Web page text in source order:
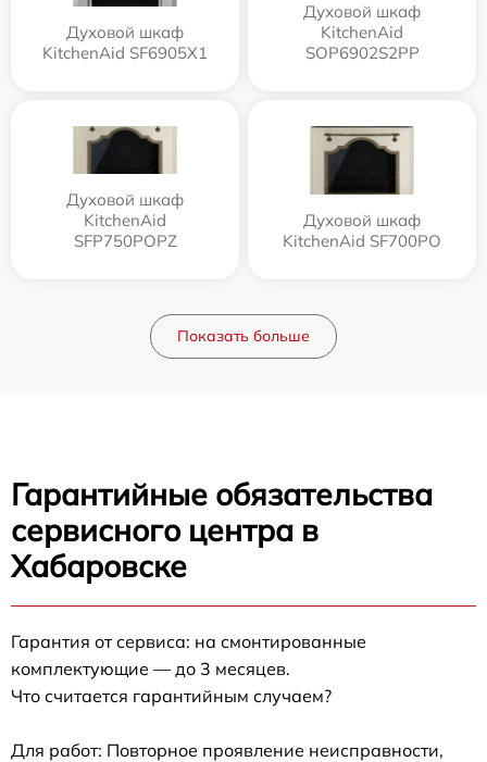
Духовой шкаф
KitchenAid SF6905X1
Духовой шкаф
KitchenAid
SOP6902S2PP
Духовой шкаф
KitchenAid
SFP750POPZ
Духовой шкаф
KitchenAid SF700PO
Показать больше
Гарантийные обязательства
сервисного центра в
Хабаровске
Гарантия от сервиса: на смонтированные
комплектующие — до 3 месяцев.
Что считается гарантийным случаем?
Для работ: Повторное проявление неисправности,